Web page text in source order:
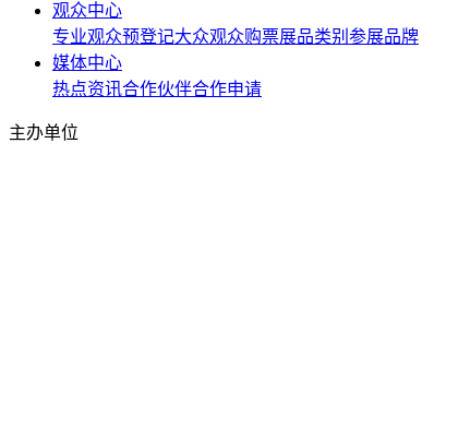
观众中心
专业观众预登记大众观众购票展品类别 参展品牌
媒体中心
热点资讯合作伙伴合作申请
主办单位